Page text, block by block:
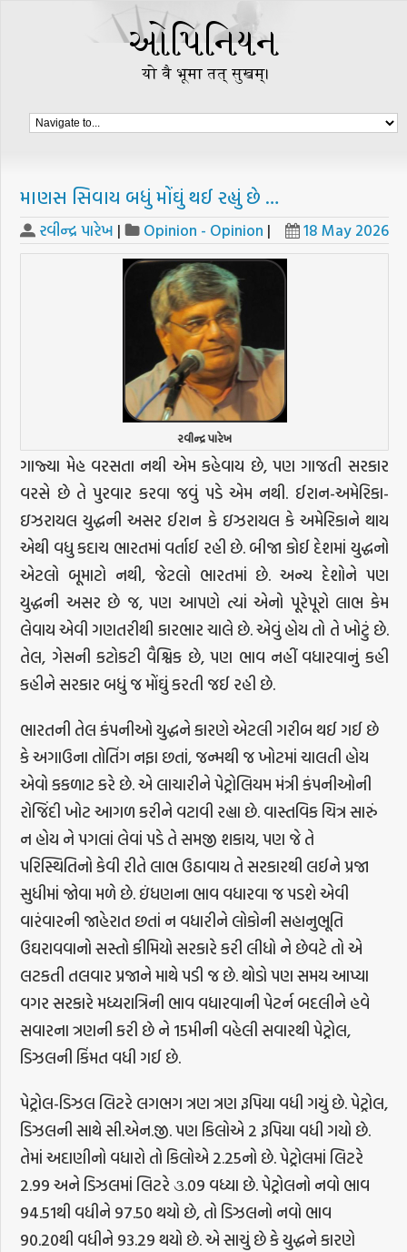
માણસ સિવાય બધું મોંઘું થઈ રહ્યું છે …
રવીન્દ્ર પારેખ | Opinion - Opinion | 18 May 2026
રવીન્દ્ર પારેખ
ગાજ્યા મેહ વરસતા નથી એમ કહેવાય છે, પણ ગાજતી સરકાર
વરસે છે તે પુરવાર કરવા જવું પડે એમ નથી. ઈરાન-અમેરિકા-
ઇઝરાયલ યુદ્ધની અસર ઈરાન કે ઇઝરાયલ કે અમેરિકાને થાય
એથી વધુ કદાચ ભારતમાં વર્તાઈ રહી છે. બીજા કોઈ દેશમાં યુદ્ધનો
એટલો બૂમાટો નથી, જેટલો ભારતમાં છે. અન્ય દેશોને પણ
યુદ્ધની અસર છે જ, પણ આપણે ત્યાં એનો પૂરેપૂરો લાભ કેમ
લેવાય એવી ગણતરીથી કારભાર ચાલે છે. એવું હોય તો તે ખોટું છે.
તેલ, ગેસની કટોકટી વૈશ્વિક છે, પણ ભાવ નહીં વધારવાનું કહી
કહીને સરકાર બધું જ મોંઘું કરતી જઈ રહી છે.
ભારતની તેલ કંપનીઓ યુદ્ધને કારણે એટલી ગરીબ થઈ ગઈ છે
કે અગાઉના તોતિંગ નફા છતાં, જન્મથી જ ખોટમાં ચાલતી હોય
એવો કકળાટ કરે છે. એ લાચારીને પેટ્રોલિયમ મંત્રી કંપનીઓની
રોજિંદી ખોટ આગળ કરીને વટાવી રહ્યા છે. વાસ્તવિક ચિત્ર સારું
ન હોય ને પગલાં લેવાં પડે તે સમજી શકાય, પણ જે તે
પરિસ્થિતિનો કેવી રીતે લાભ ઉઠાવાય તે સરકારથી લઈને પ્રજા
સુધીમાં જોવા મળે છે. ઇંધણના ભાવ વધારવા જ પડશે એવી
વારંવારની જાહેરાત છતાં ન વધારીને લોકોની સહાનુભૂતિ
ઉઘરાવવાનો સસ્તો કીમિયો સરકારે કરી લીધો ને છેવટે તો એ
લટકતી તલવાર પ્રજાને માથે પડી જ છે. થોડો પણ સમય આપ્યા
વગર સરકારે મધ્યરાત્રિની ભાવ વધારવાની પેટર્ન બદલીને હવે
સવારના ત્રણની કરી છે ને 15મીની વહેલી સવારથી પેટ્રોલ,
ડિઝલની કિંમત વધી ગઈ છે.
પેટ્રોલ-ડિઝલ લિટરે લગભગ ત્રણ ત્રણ રૂપિયા વધી ગયું છે. પેટ્રોલ,
ડિઝલની સાથે સી.એન.જી. પણ કિલોએ 2 રૂપિયા વધી ગયો છે.
તેમાં અદાણીનો વધારો તો કિલોએ 2.25નો છે. પેટ્રોલમાં લિટરે
2.99 અને ડિઝલમાં લિટરે ૩.09 વધ્યા છે. પેટ્રોલનો નવો ભાવ
94.51થી વધીને 97.50 થયો છે, તો ડિઝલનો નવો ભાવ
90.20થી વધીને 93.29 થયો છે. એ સાચું છે કે યુદ્ધને કારણે